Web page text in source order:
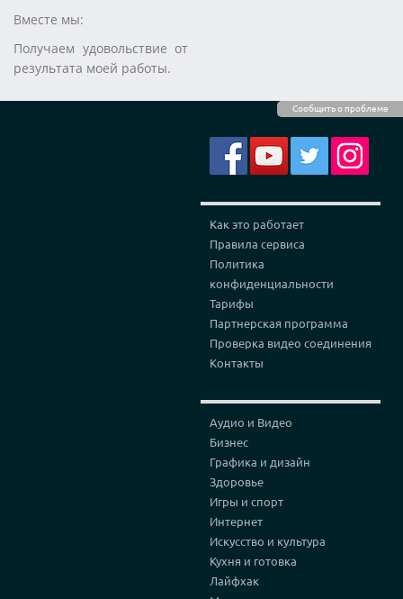
Сообщить о проблеме
Вместе мы:
Получаем удовольствие от
результата моей работы.
Как это работает
Правила сервиса
Политика
конфиденциальности
Тарифы
Партнерская программа
Проверка видео соединения
Контакты
Аудио и Видео
Бизнес
Графика и дизайн
Здоровье
Игры и спорт
Интернет
Искусство и культура
Кухня и готовка
Лайфхак